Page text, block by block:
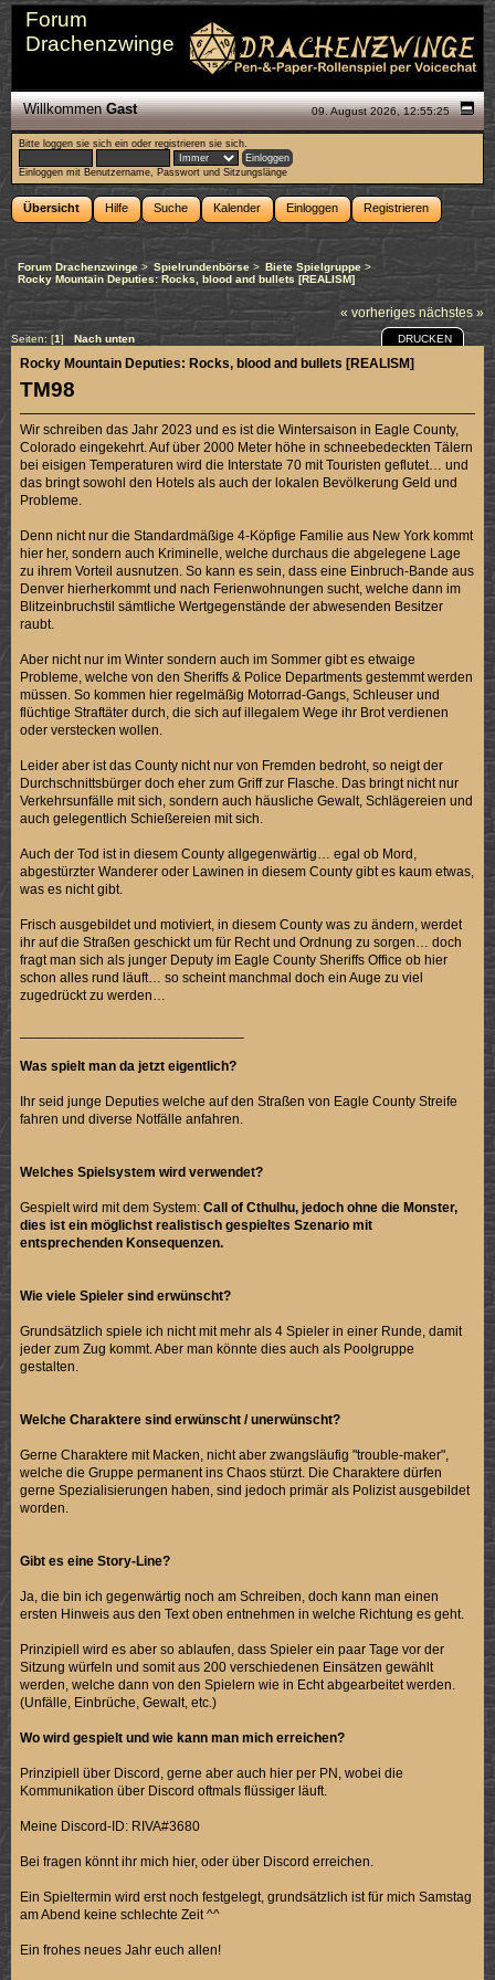
Forum
Drachenzwinge
09. August 2026, 12:55:25
WillkommenGast
Bitte loggen sie sich ein oderregistrieren sie sich.
Einloggen mit Benutzername, Passwort und Sitzungslänge
Übersicht Hilfe Suche Kalender Einloggen Registrieren
Forum Drachenzwinge > Spielrundenbörse> Biete Spielgruppe>
Rocky Mountain Deputies: Rocks, blood and bullets [REALISM]
« vorheriges nächstes »
Seiten: [1] Nach unten DRUCKEN
TM98
Rocky Mountain Deputies: Rocks, blood and bullets [REALISM]
Wir schreiben das Jahr 2023 und es ist die Wintersaison in Eagle County,
Colorado eingekehrt. Auf über 2000 Meter höhe in schneebedeckten Tälern
bei eisigen Temperaturen wird die Interstate 70 mit Touristen geflutet… und
das bringt sowohl den Hotels als auch der lokalen Bevölkerung Geld und
Probleme.
Denn nicht nur die Standardmäßige 4-Köpfige Familie aus New York kommt
hier her, sondern auch Kriminelle, welche durchaus die abgelegene Lage
zu ihrem Vorteil ausnutzen. So kann es sein, dass eine Einbruch-Bande aus
Denver hierherkommt und nach Ferienwohnungen sucht, welche dann im
Blitzeinbruchstil sämtliche Wertgegenstände der abwesenden Besitzer
raubt.
Aber nicht nur im Winter sondern auch im Sommer gibt es etwaige
Probleme, welche von den Sheriffs & Police Departments gestemmt werden
müssen. So kommen hier regelmäßig Motorrad-Gangs, Schleuser und
flüchtige Straftäter durch, die sich auf illegalem Wege ihr Brot verdienen
oder verstecken wollen.
Leider aber ist das County nicht nur von Fremden bedroht, so neigt der
Durchschnittsbürger doch eher zum Griff zur Flasche. Das bringt nicht nur
Verkehrsunfälle mit sich, sondern auch häusliche Gewalt, Schlägereien und
auch gelegentlich Schießereien mit sich.
Auch der Tod ist in diesem County allgegenwärtig… egal ob Mord,
abgestürzter Wanderer oder Lawinen in diesem County gibt es kaum etwas,
was es nicht gibt.
Frisch ausgebildet und motiviert, in diesem County was zu ändern, werdet
ihr auf die Straßen geschickt um für Recht und Ordnung zu sorgen… doch
fragt man sich als junger Deputy im Eagle County Sheriffs Office ob hier
schon alles rund läuft… so scheint manchmal doch ein Auge zu viel
zugedrückt zu werden…
Was spielt man da jetzt eigentlich?
Ihr seid junge Deputies welche auf den Straßen von Eagle County Streife
fahren und diverse Notfälle anfahren.
Welches Spielsystem wird verwendet?
Gespielt wird mit dem System:Call of Cthulhu, jedoch ohne die Monster,
dies ist ein möglichst realistisch gespieltes Szenario mit
entsprechenden Konsequenzen.
Wie viele Spieler sind erwünscht?
Grundsätzlich spiele ich nicht mit mehr als 4 Spieler in einer Runde, damit
jeder zum Zug kommt. Aber man könnte dies auch als Poolgruppe
gestalten.
Welche Charaktere sind erwünscht / unerwünscht?
Gerne Charaktere mit Macken, nicht aber zwangsläufig "trouble-maker",
welche die Gruppe permanent ins Chaos stürzt. Die Charaktere dürfen
gerne Spezialisierungen haben, sind jedoch primär als Polizist ausgebildet
worden.
Gibt es eine Story-Line?
Ja, die bin ich gegenwärtig noch am Schreiben, doch kann man einen
ersten Hinweis aus den Text oben entnehmen in welche Richtung es geht.
Prinzipiell wird es aber so ablaufen, dass Spieler ein paar Tage vor der
Sitzung würfeln und somit aus 200 verschiedenen Einsätzen gewählt
werden, welche dann von den Spielern wie in Echt abgearbeitet werden.
(Unfälle, Einbrüche, Gewalt, etc.)
Wo wird gespielt und wie kann man mich erreichen?
Prinzipiell über Discord, gerne aber auch hier per PN, wobei die
Kommunikation über Discord oftmals flüssiger läuft.
Meine Discord-ID: RIVA#3680
Bei fragen könnt ihr mich hier, oder über Discord erreichen.
Ein Spieltermin wird erst noch festgelegt, grundsätzlich ist für mich Samstag
am Abend keine schlechte Zeit ^^
Ein frohes neues Jahr euch allen!